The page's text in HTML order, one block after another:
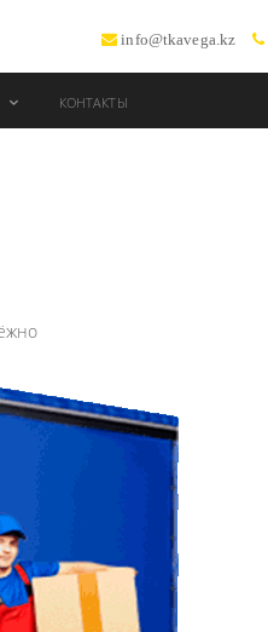
info@tkavega.kz
КОНТАКТЫ